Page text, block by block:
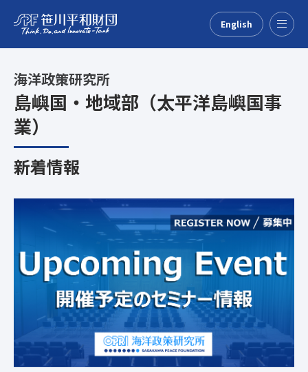
English
海洋政策研究所
島嶼国・地域部（太平洋島嶼国事
業）
新着情報